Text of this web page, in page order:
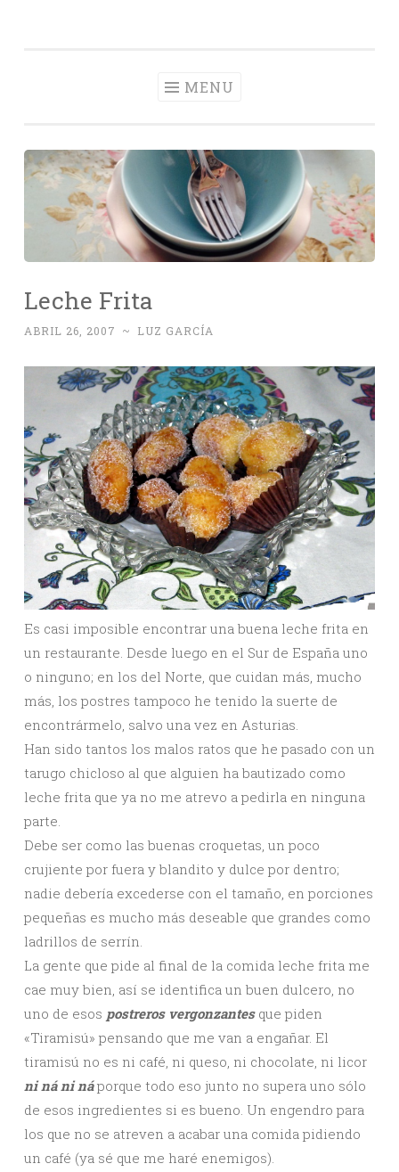
MENU
Leche Frita
ABRIL 26, 2007 ~ LUZ GARCÍA
Es casi imposible encontrar una buena leche frita en
un restaurante. Desde luego en el Sur de España uno
o ninguno; en los del Norte, que cuidan más, mucho
más, los postres tampoco he tenido la suerte de
encontrármelo, salvo una vez en Asturias.
Han sido tantos los malos ratos que he pasado con un
tarugo chicloso al que alguien ha bautizado como
leche frita que ya no me atrevo a pedirla en ninguna
parte.
Debe ser como las buenas croquetas, un poco
crujiente por fuera y blandito y dulce por dentro;
nadie debería excederse con el tamaño, en porciones
pequeñas es mucho más deseable que grandes como
ladrillos de serrín.
La gente que pide al final de la comida leche frita me
cae muy bien, así se identifica un buen dulcero, no
uno de esos postreros vergonzantesque piden
«Tiramisú» pensando que me van a engañar. El
tiramisú no es ni café, ni queso, ni chocolate, ni licor
ni ná ni náporque todo eso junto no supera uno sólo
de esos ingredientes si es bueno. Un engendro para
los que no se atreven a acabar una comida pidiendo
un café (ya sé que me haré enemigos).